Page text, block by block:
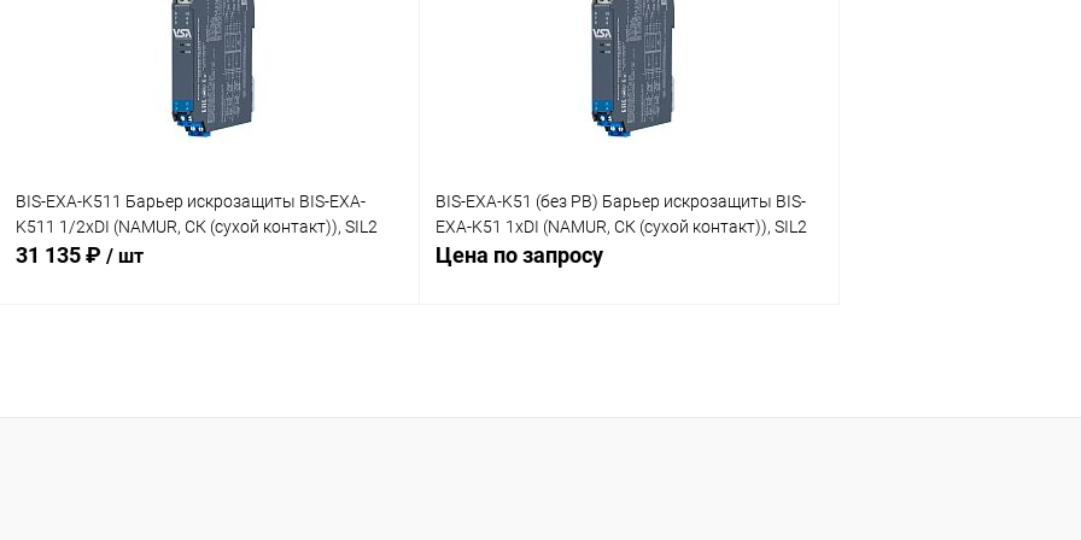
BIS-EXA-K511 Барьер искрозащиты BIS-EXA-
K511 1/2хDI (NAMUR, СК (сухой контакт)), SIL2
31 135 ₽ / шт
Купить в 1 клик Сравнение
BIS-EXA-K51 (без PB) Барьер искрозащиты BIS-
EXA-K51 1хDI (NAMUR, СК (сухой контакт)), SIL2
Цена по запросу